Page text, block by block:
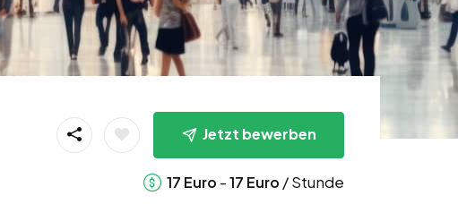
Jetzt bewerben
17 Euro -17 Euro / Stunde